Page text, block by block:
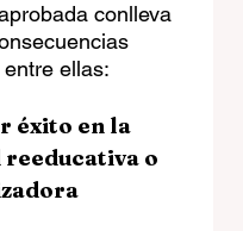
conlleva
ellas:
éxito en la
o